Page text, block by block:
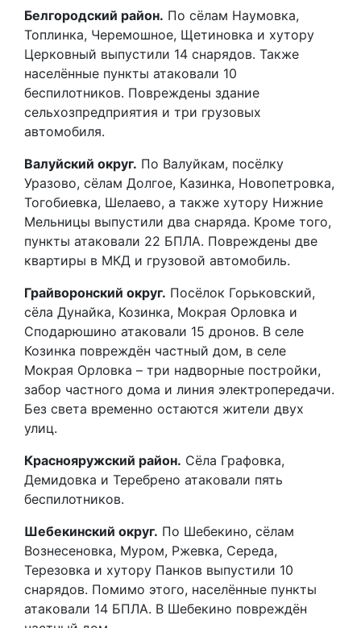
Белгородский район. По сёлам Наумовка,
Топлинка, Черемошное, Щетиновка и хутору
Церковный выпустили 14 снарядов. Также
населённые пункты атаковали 10
беспилотников. Повреждены здание
сельхозпредприятия и три грузовых
автомобиля.
Валуйский округ. По Валуйкам, посёлку
Уразово, сёлам Долгое, Казинка, Новопетровка,
Тогобиевка, Шелаево, а также хутору Нижние
Мельницы выпустили два снаряда. Кроме того,
пункты атаковали 22 БПЛА. Повреждены две
квартиры в МКД и грузовой автомобиль.
Грайворонский округ. Посёлок Горьковский,
сёла Дунайка, Козинка, Мокрая Орловка и
Сподарюшино атаковали 15 дронов. В селе
Козинка повреждён частный дом, в селе
Мокрая Орловка – три надворные постройки,
забор частного дома и линия электропередачи.
Без света временно остаются жители двух
улиц.
Краснояружский район. Сёла Графовка,
Демидовка и Теребрено атаковали пять
беспилотников.
Шебекинский округ. По Шебекино, сёлам
Вознесеновка, Муром, Ржевка, Середа,
Терезовка и хутору Панков выпустили 10
снарядов. Помимо этого, населённые пункты
атаковали 14 БПЛА. В Шебекино повреждён